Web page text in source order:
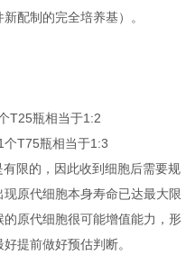
配制的完全培养基）。
T25瓶相当于1:2
T75瓶相当于1:3
限的，因此收到细胞后需要规
原代细胞本身寿命已达最大限
原代细胞很可能增值能力，形
提前做好预估判断。